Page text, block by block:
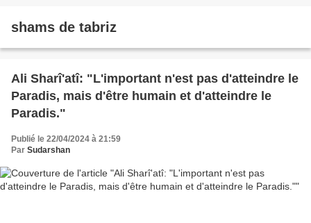
shams de tabriz
Ali Sharî'atî: "L'important n'est pas d'atteindre le
Paradis, mais d'être humain et d'atteindre le
Paradis."
Publié le 22/04/2024 à 21:59
Par Sudarshan